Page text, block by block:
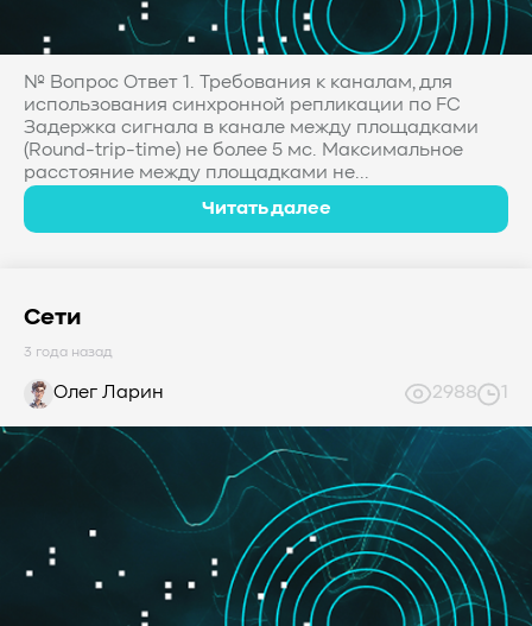
№ Вопрос Ответ 1. Требования к каналам, для
использования синхронной репликации по FC
Задержка сигнала в канале между площадками
(Round-trip-time) не более 5 мс. Максимальное
расстояние между площадками не...
Читать далее
Сети
3 года назад
Олег Ларин 2988 1